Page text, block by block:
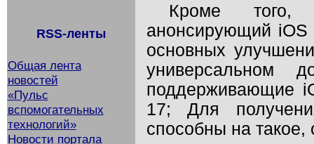
RSS-ленты
Общая лента
новостей
«Пульс
вспомогательных
технологий»
Новости портала
Кроме того,
анонсирующий iOS
основных
универсальном
поддерживающие
17; Для
способны на такое,